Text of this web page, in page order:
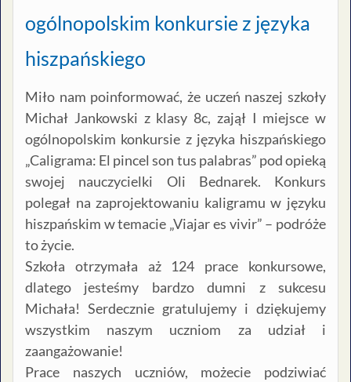
ogólnopolskim konkursie z języka
hiszpańskiego
Miło nam poinformować, że uczeń naszej szkoły
Michał Jankowski z klasy 8c, zajął I miejsce w
ogólnopolskim konkursie z języka hiszpańskiego
„Caligrama: El pincel son tus palabras” pod opieką
swojej nauczycielki Oli Bednarek. Konkurs
polegał na zaprojektowaniu kaligramu w języku
hiszpańskim w temacie „Viajar es vivir” – podróże
to życie.
Szkoła otrzymała aż 124 prace konkursowe,
dlatego jesteśmy bardzo dumni z sukcesu
Michała! Serdecznie gratulujemy i dziękujemy
wszystkim naszym uczniom za udział i
zaangażowanie!
Prace naszych uczniów, możecie podziwiać